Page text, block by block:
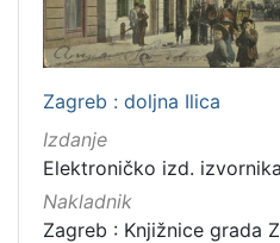
Zagreb : doljna Ilica
Izdanje
Elektroničko izd.
Nakladnik
Zagreb : Knjižnice grada